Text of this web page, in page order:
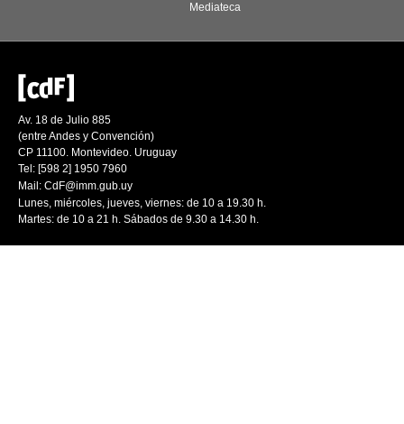
Mediateca
Av. 18 de Julio 885
(entre Andes y Convención)
CP 11100. Montevideo. Uruguay
Tel: [598 2] 1950 7960
Mail: CdF@imm.gub.uy
Lunes, miércoles, jueves, viernes: de 10 a 19.30 h.
Martes: de 10 a 21 h. Sábados de 9.30 a 14.30 h.